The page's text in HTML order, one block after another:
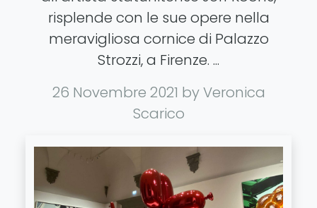
risplende con le sue opere nella
meravigliosa cornice di Palazzo
Strozzi, a Firenze. ...
26 Novembre 2021 by Veronica
Scarico